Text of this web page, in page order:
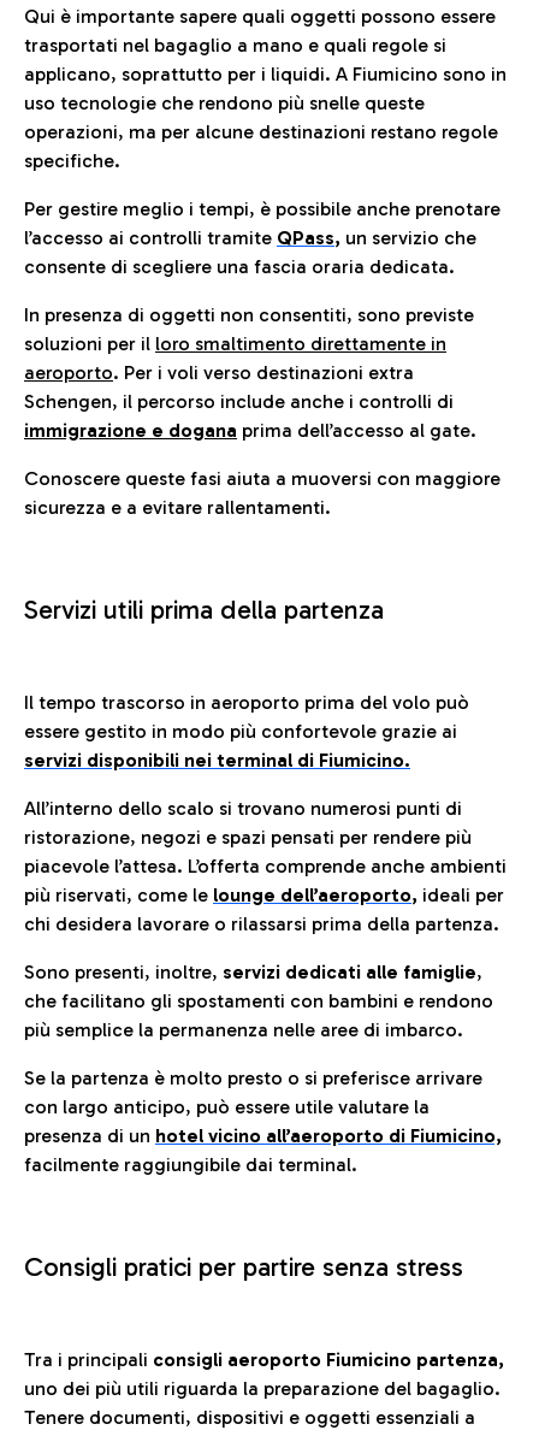
Qui è importante sapere quali oggetti possono essere
trasportati nel bagaglio a mano e quali regole si
applicano, soprattutto per i liquidi. A Fiumicino sono in
uso tecnologie che rendono più snelle queste
operazioni, ma per alcune destinazioni restano regole
specifiche.
Per gestire meglio i tempi, è possibile anche prenotare
l’accesso ai controlli tramite QPass, un servizio che
consente di scegliere una fascia oraria dedicata.
In presenza di oggetti non consentiti, sono previste
soluzioni per il loro smaltimento direttamente in
aeroporto. Per i voli verso destinazioni extra
Schengen, il percorso include anche i controlli di
immigrazione e dogana prima dell’accesso al gate.
Conoscere queste fasi aiuta a muoversi con maggiore
sicurezza e a evitare rallentamenti.
Servizi utili prima della partenza
Il tempo trascorso in aeroporto prima del volo può
essere gestito in modo più confortevole grazie ai
servizi disponibili nei terminal di Fiumicino.
All’interno dello scalo si trovano numerosi punti di
ristorazione, negozi e spazi pensati per rendere più
piacevole l’attesa. L’offerta comprende anche ambienti
più riservati, come le lounge dell’aeroporto, ideali per
chi desidera lavorare o rilassarsi prima della partenza.
Sono presenti, inoltre, servizi dedicati alle famiglie,
che facilitano gli spostamenti con bambini e rendono
più semplice la permanenza nelle aree di imbarco.
Se la partenza è molto presto o si preferisce arrivare
con largo anticipo, può essere utile valutare la
presenza di un hotel vicino all’aeroporto di Fiumicino,
facilmente raggiungibile dai terminal.
Consigli pratici per partire senza stress
Tra i principali consigli aeroporto Fiumicino partenza,
uno dei più utili riguarda la preparazione del bagaglio.
Tenere documenti, dispositivi e oggetti essenziali a